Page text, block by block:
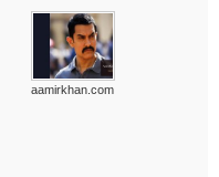
aamirkhan.com